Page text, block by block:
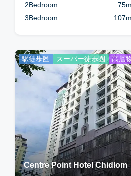
2Bedroom
75m
3Bedroom
107m
駅徒歩圏 スーパー徒歩圏 高層
Centre Point Hotel Chidlom